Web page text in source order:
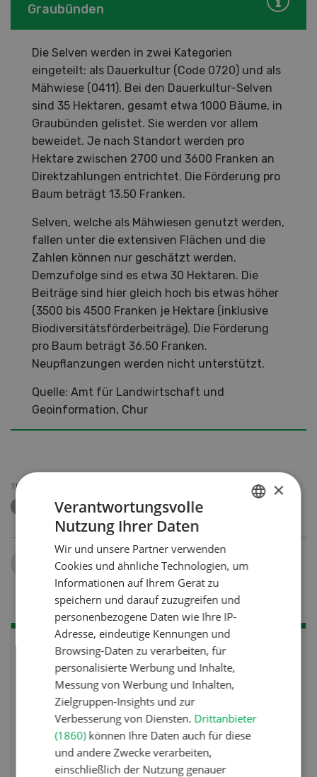
Graubünden
Die Selven werden in zwei Kategorien
eingeteilt: als Dauerkultur (Code 0720) und als
Mähwiese (0411). Bei den Dauerkultur-Selven
sind 35 Hektaren, gesamt etwa 1000 Bäume, in
Graubünden gelistet. Sie werden vor allem
beweidet. Je nach Standort werden pro
Hektare zwischen 2700 und 3600 Franken an
Direktzahlungen entrichtet. Die Förderung pro
Baum beträgt 13.50 Franken.
Selven, welche als Mähwiesen genutzt werden,
fallen unter die extensiven Flächen und die
Zahlen können nur geschätzt werden.
Demzufolge sind es etwa 30 Hektaren. Die
Beiträge sind hier gleich hoch bis etwas höher
(3500 bis 4500 Franken je Hektare (inklusive
Biodiversitätsförderbeiträge). Die Förderung
pro Baum beträgt 36.50 Franken.
Neupflanzungen werden nicht unterstützt.
Quelle: Amt für Landwirtschaft und
Geoinformation, Chur
THEMEN
MARRONEN KASTANIEN
×
Verantwortungsvolle
Nutzung Ihrer Daten
Wir und unsere Partner verwenden
Cookies und ähnliche Technologien, um
Informationen auf Ihrem Gerät zu
speichern und darauf zuzugreifen und
personenbezogene Daten wie Ihre IP-
Adresse, eindeutige Kennungen und
Browsing-Daten zu verarbeiten, für
personalisierte Werbung und Inhalte,
Messung von Werbung und Inhalten,
Zielgruppen-Insights und zur
Verbesserung von Diensten. Drittanbieter
(1860)können Ihre Daten auch für diese
und andere Zwecke verarbeiten,
einschließlich der Nutzung genauer